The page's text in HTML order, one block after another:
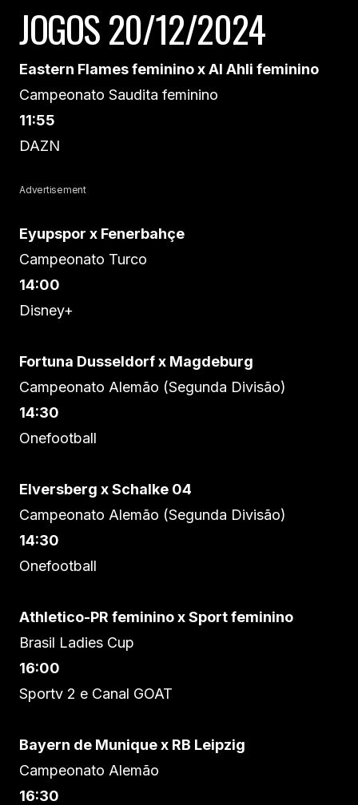
JOGOS 20/12/2024
Eastern Flames feminino x Al Ahli feminino
Campeonato Saudita feminino
11:55
DAZN
Advertisement
Eyupspor x Fenerbahçe
Campeonato Turco
14:00
Disney+
Fortuna Dusseldorf x Magdeburg
Campeonato Alemão (Segunda Divisão)
14:30
Onefootball
Elversberg x Schalke 04
Campeonato Alemão (Segunda Divisão)
14:30
Onefootball
Athletico-PR feminino x Sport feminino
Brasil Ladies Cup
16:00
Sportv 2 e Canal GOAT
Bayern de Munique x RB Leipzig
Campeonato Alemão
16:30